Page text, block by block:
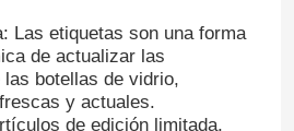
Las etiquetas son una forma
de actualizar las
botellas de vidrio,
y actuales.
de edición limitada,